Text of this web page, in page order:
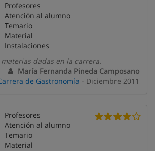
Profesores
Atención al alumno
Temario
Material
Instalaciones
dadas en la carrera.
María Fernanda Pineda Camposano
de Gastronomía - Diciembre 2011
Profesores
Atención al alumno
Temario
Material